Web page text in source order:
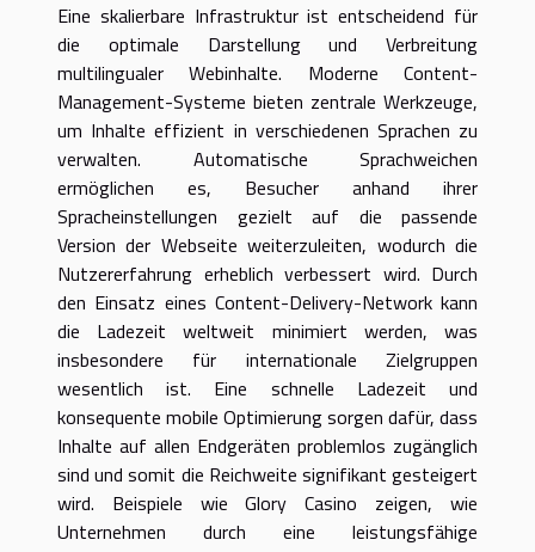
Eine skalierbare Infrastruktur ist entscheidend für
die optimale Darstellung und Verbreitung
multilingualer Webinhalte. Moderne Content-
Management-Systeme bieten zentrale Werkzeuge,
um Inhalte effizient in verschiedenen Sprachen zu
verwalten. Automatische Sprachweichen
ermöglichen es, Besucher anhand ihrer
Spracheinstellungen gezielt auf die passende
Version der Webseite weiterzuleiten, wodurch die
Nutzererfahrung erheblich verbessert wird. Durch
den Einsatz eines Content-Delivery-Network kann
die Ladezeit weltweit minimiert werden, was
insbesondere für internationale Zielgruppen
wesentlich ist. Eine schnelle Ladezeit und
konsequente mobile Optimierung sorgen dafür, dass
Inhalte auf allen Endgeräten problemlos zugänglich
sind und somit die Reichweite signifikant gesteigert
wird. Beispiele wie Glory Casino zeigen, wie
Unternehmen durch eine leistungsfähige